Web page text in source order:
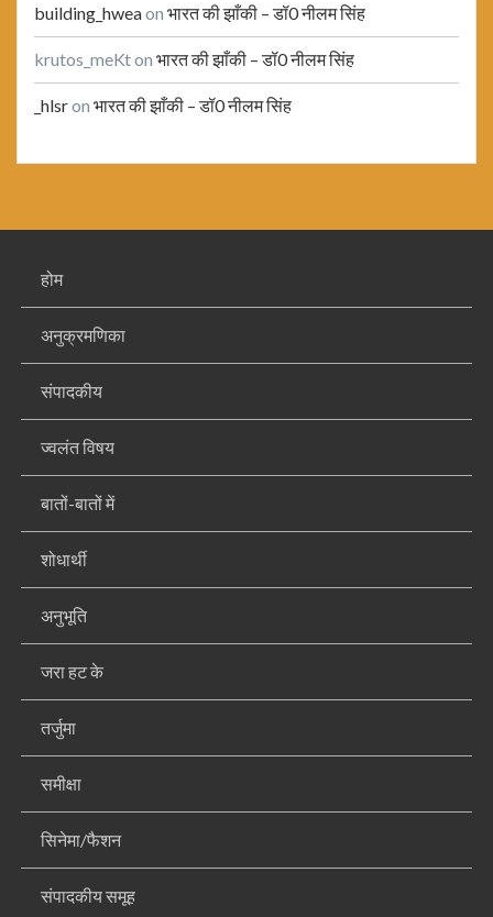
building_hweaon भारत की झाँकी – डॉ0 नीलम सिंह
krutos_meKton भारत की झाँकी – डॉ0 नीलम सिंह
_hlsron भारत की झाँकी – डॉ0 नीलम सिंह
होम
अनुक्रमणिका
संपादकीय
ज्वलंत विषय
बातों-बातों में
शोधार्थी
अनुभूति
जरा हट के
तर्जुमा
समीक्षा
सिनेमा/फैशन
संपादकीय समूह